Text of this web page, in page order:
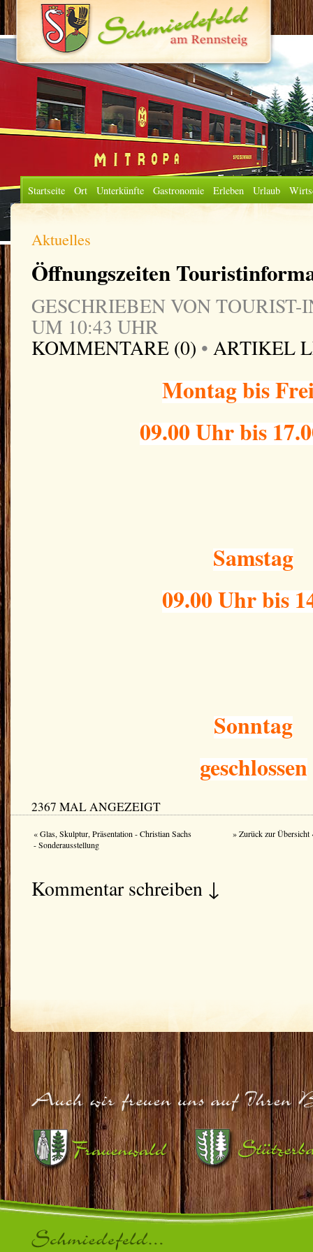
Startseite Ort Unterkünfte Gastronomie Erleben Urlaub
Aktuelles
Öffnungszeiten
GESCHRIEBEN VON TOURIST-
UM 10:43 UHR
KOMMENTARE (0) • ARTIKEL
Montag bis
09.00 Uhr bis
Samstag
09.00 Uhr bis
Sonntag
geschlossen
2367 MAL ANGEZEIGT
« Glas, Skulptur, Präsentation - Christian Sachs
- Sonderausstellung
» Zurück zur Übersicht
Kommentar schreiben ↓